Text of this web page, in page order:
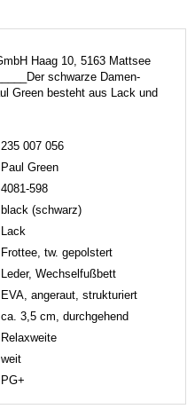
Haag 10, 5163 Mattsee
schwarze Damen-
Green besteht aus Lack und
235 007 056
Paul Green
4081-598
black (schwarz)
Lack
Frottee, tw. gepolstert
Leder, Wechselfußbett
EVA, angeraut, strukturiert
ca. 3,5 cm, durchgehend
Relaxweite
weit
PG+